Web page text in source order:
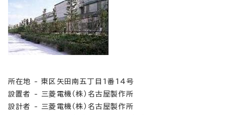
所在地 - 東区矢田南五丁目1番14号
設置者 - 三菱電機（株）名古屋製作所
設計者 - 三菱電機（株）名古屋製作所